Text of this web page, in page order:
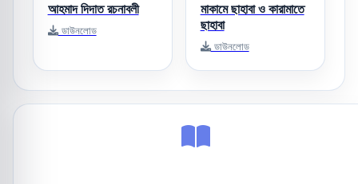
আহমাদ দিদাত রচনাবলী
ডাউনলোড
মাকামে ছাহাবা ও কারামাতে
ছাহাবা
ডাউনলোড